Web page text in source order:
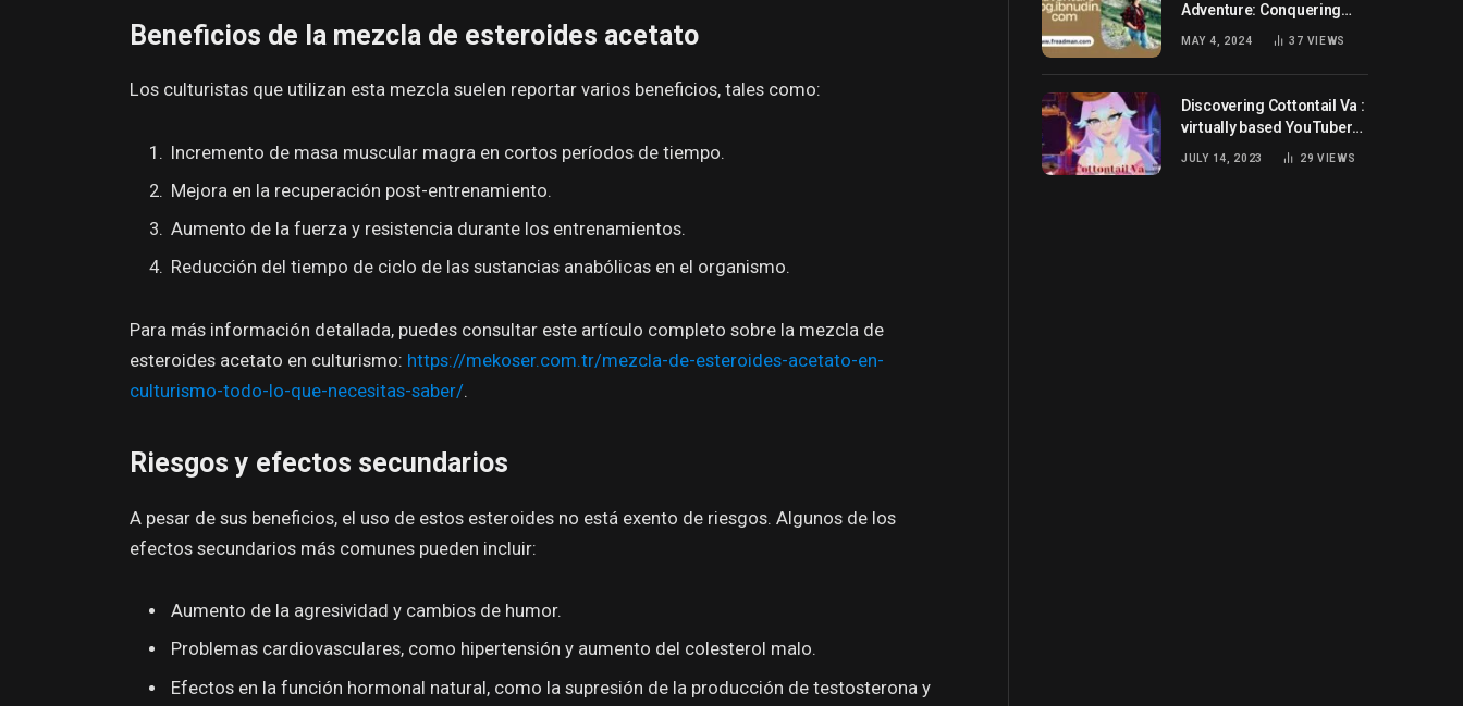
Beneficios de la mezcla de esteroides acetato
Los culturistas que utilizan esta mezcla suelen reportar varios beneficios, tales como:
Incremento de masa muscular magra en cortos períodos de tiempo.
Mejora en la recuperación post-entrenamiento.
Aumento de la fuerza y resistencia durante los entrenamientos.
Reducción del tiempo de ciclo de las sustancias anabólicas en el organismo.
Para más información detallada, puedes consultar este artículo completo sobre la mezcla de
esteroides acetato en culturismo: https://mekoser.com.tr/mezcla-de-esteroides-acetato-en-
culturismo-todo-lo-que-necesitas-saber/.
Riesgos y efectos secundarios
A pesar de sus beneficios, el uso de estos esteroides no está exento de riesgos. Algunos de los
efectos secundarios más comunes pueden incluir:
Aumento de la agresividad y cambios de humor.
Problemas cardiovasculares, como hipertensión y aumento del colesterol malo.
Efectos en la función hormonal natural, como la supresión de la producción de testosterona y
Adventure: Conquering
Blog.ibnudin.com
MAY 4, 2024 37 VIEWS
Discovering Cottontail Va :
virtually based YouTuber
JULY 14, 2023 29 VIEWS